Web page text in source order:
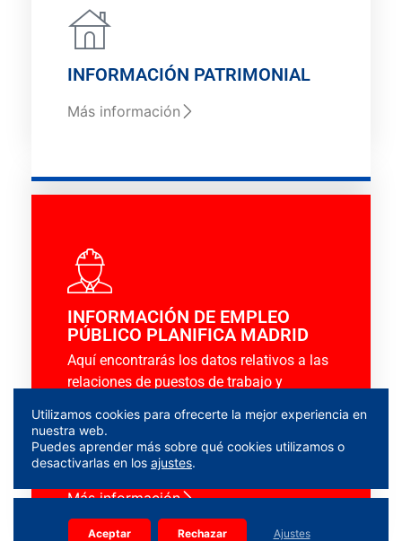
INFORMACIÓN PATRIMONIAL
Más información
INFORMACIÓN DE EMPLEO
PÚBLICO PLANIFICA MADRID
Aquí encontrarás los datos relativos a las
relaciones de puestos de trabajo y
empleo en la empresa públicaPLANIFICA
MADRID
Más información
Utilizamos cookies para ofrecerte la mejor experiencia en
nuestra web.
Puedes aprender más sobre qué cookies utilizamos o
desactivarlas en los ajustes.
Aceptar Rechazar Ajustes